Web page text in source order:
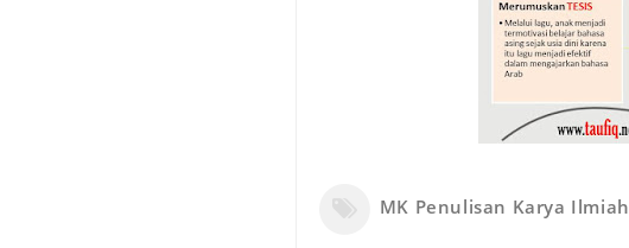
MK Penulisan Karya Ilmiah